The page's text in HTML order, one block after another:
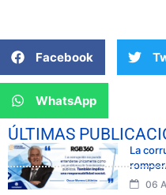
Facebook
WhatsApp
ÚLTIMAS
La
romper.
06